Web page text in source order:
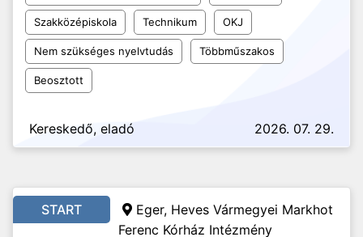
Szakközépiskola Technikum OKJ
Nem szükséges nyelvtudás Többműszakos
Beosztott
Kereskedő, eladó 2026. 07. 29.
START
Eger, Heves Vármegyei Markhot
Ferenc Kórház Intézmény